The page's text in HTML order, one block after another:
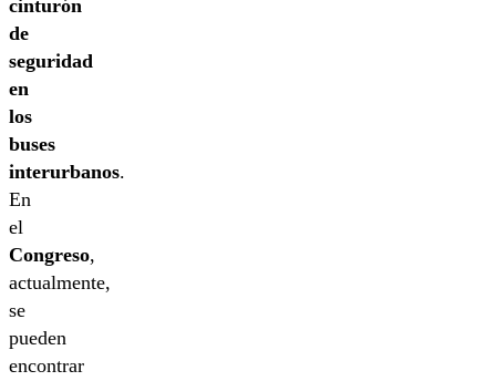
cinturón
de
seguridad
en
los
buses
interurbanos.
En
el
Congreso,
actualmente,
se
pueden
encontrar